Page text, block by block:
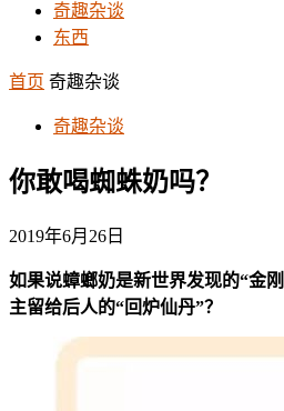
奇趣杂谈
东西
首页 奇趣杂谈
奇趣杂谈
你敢喝蜘蛛奶吗？
2019年6月26日
如果说蟑螂奶是新世界发现的“金
主留给后人的“回炉仙丹”？